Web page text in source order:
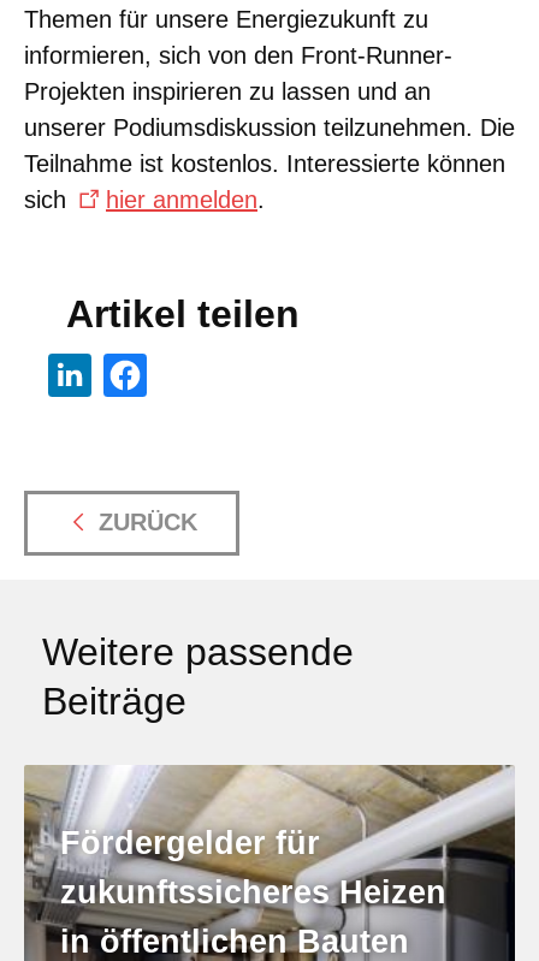
Themen für unsere Energiezukunft zu
informieren, sich von den Front-Runner-
Projekten inspirieren zu lassen und an
unserer Podiumsdiskussion teilzunehmen. Die
Teilnahme ist kostenlos. Interessierte können
sich
hier anmelden.
Artikel teilen
ZURÜCK
Weitere passende
Beiträge
Fördergelder für
zukunftssicheres Heizen
in öffentlichen Bauten